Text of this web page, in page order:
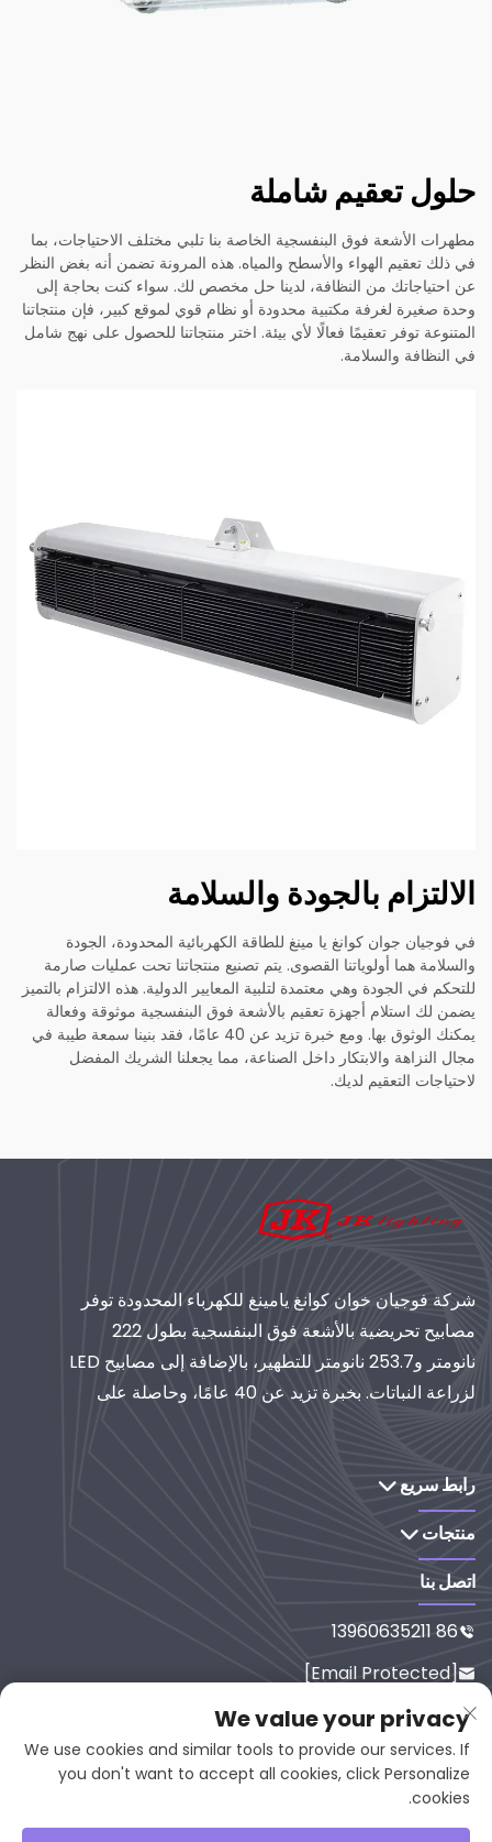
حلول تعقيم شاملة
مطهرات الأشعة فوق البنفسجية الخاصة بنا تلبي مختلف الاحتياجات، بما
في ذلك تعقيم الهواء والأسطح والمياه. هذه المرونة تضمن أنه بغض النظر
عن احتياجاتك من النظافة، لدينا حل مخصص لك. سواء كنت بحاجة إلى
وحدة صغيرة لغرفة مكتبية محدودة أو نظام قوي لموقع كبير، فإن منتجاتنا
المتنوعة توفر تعقيمًا فعالًا لأي بيئة. اختر منتجاتنا للحصول على نهج شامل
في النظافة والسلامة.
الالتزام بالجودة والسلامة
في فوجيان جوان كوانغ يا مينغ للطاقة الكهربائية المحدودة، الجودة
والسلامة هما أولوياتنا القصوى. يتم تصنيع منتجاتنا تحت عمليات صارمة
للتحكم في الجودة وهي معتمدة لتلبية المعايير الدولية. هذه الالتزام بالتميز
يضمن لك استلام أجهزة تعقيم بالأشعة فوق البنفسجية موثوقة وفعالة
يمكنك الوثوق بها. ومع خبرة تزيد عن 40 عامًا، فقد بنينا سمعة طيبة في
مجال النزاهة والابتكار داخل الصناعة، مما يجعلنا الشريك المفضل
لاحتياجات التعقيم لديك.
شركة فوجيان خوان كوانغ يامينغ للكهرباء المحدودة توفر
مصابيح تحريضية بالأشعة فوق البنفسجية بطول 222
نانومتر و253.7 نانومتر للتطهير، بالإضافة إلى مصابيح LED
لزراعة النباتات. بخبرة تزيد عن 40 عامًا، وحاصلة على
رابط سريع
منتجات
اتصل بنا

86 13960635211

[email Protected]

رقم 65-9، شارع شيسي، يانبينغ، فوجي
ان، 353001، الصين
حقوق النشر © 2025 بواسطة Fujian Juan Kuang Yaming
We value your privacy
We use cookies and similar tools to provide our services. If
you don't want to accept all cookies, click Personalize
cookies.